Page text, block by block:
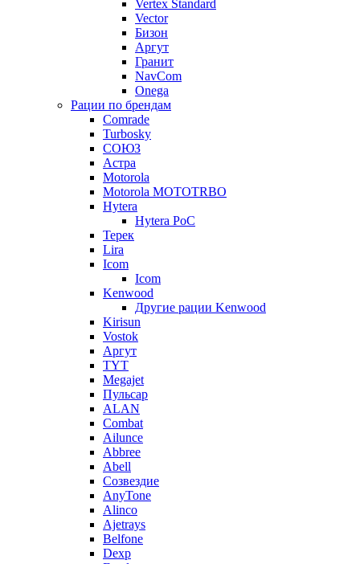
Vertex Standard
Vector
Бизон
Аргут
Гранит
NavCom
Onega
Рации по брендам
Comrade
Turbosky
СОЮЗ
Астра
Motorola
Motorola MOTOTRBO
Hytera
Hytera PoC
Терек
Lira
Icom
Icom
Kenwood
Другие рации Kenwood
Kirisun
Vostok
Аргут
TYT
Megajet
Пульсар
ALAN
Combat
Ailunce
Abbree
Abell
Созвездие
AnyTone
Alinco
Ajetrays
Belfone
Dexp